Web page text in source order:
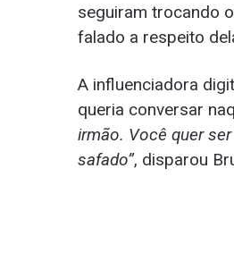
seguiram trocando
falado a respeito
A influenciadora
queria conversar
irmão. Você quer
safado”, disparou